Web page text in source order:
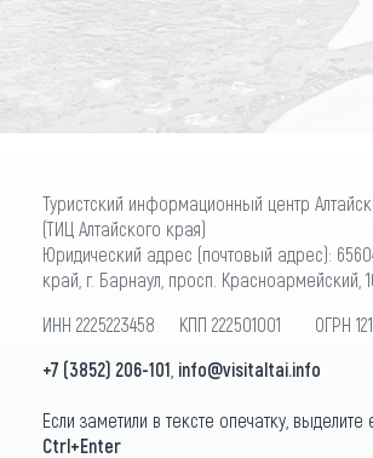
ПОДПИСАТЬСЯ
Туристский информационный центр
(ТИЦ Алтайского края)
Юридический адрес (почтовый адрес):
край, г. Барнаул, просп. Красноармейский,
ИНН 2225223458 КПП 222501001 ОГРН
+7 (3852) 206-101 info@visitaltai.info
Если заметили в тексте опечатку,
Ctrl+Enter